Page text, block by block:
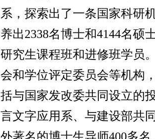
系，探索出了一条国家科研
养出2338名博士和4144名硕
研究生课程班和进修班学员
会和学位评定委员会等机构
括与国家发改委共同设立的
言文字应用系、与建设部共
外著名的博士生导师400多